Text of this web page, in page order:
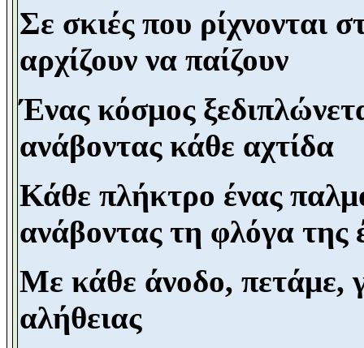
Σε σκιές που ρίχνονται
αρχίζουν να παίζουν
Ένας κόσμος
ανάβοντας κάθε αχτίδα
Κάθε πλήκτρο ένας
ανάβοντας τη φλόγα
Με κάθε άνοδο, πετάμε,
αλήθειας